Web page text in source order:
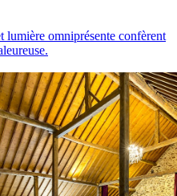
omniprésente confèrent